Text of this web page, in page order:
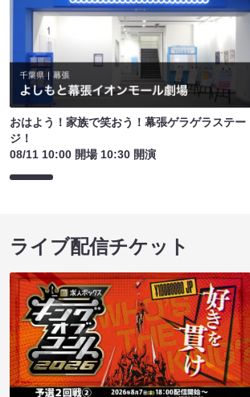
おはよう！家族で笑おう！幕張ゲラゲラステー
ジ！
08/11 10:00 開場 10:30 開演
ライブ配信チケット